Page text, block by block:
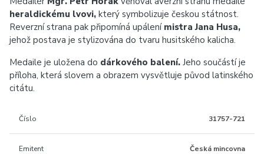
heraldickému lvovi, který symbolizuje českou státnost.
Reverzní strana pak připomíná upálení mistra Jana Husa,
jehož postava je stylizována do tvaru husitského kalicha.
Medaile je uložena do dárkového balení. Jeho součástí je
příloha, která slovem a obrazem vysvětluje původ latinského
citátu.
Číslo 31757-721
Emitent Česká mincovna